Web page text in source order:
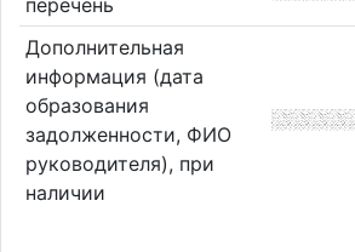
перечень
Дополнительная
информация (дата
образования
задолженности, ФИО
руководителя), при
наличии